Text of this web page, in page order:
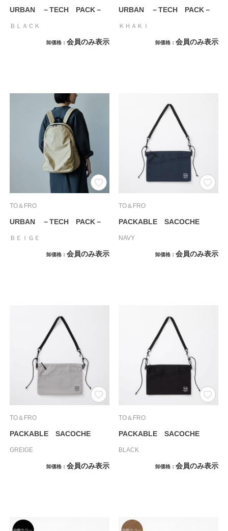
URBAN －TECH PACK－
ＢＬＡＣＫ
卸価格 会員のみ表示
URBAN －TECH PACK－
ＫＨＡＫＩ
卸価格 会員のみ表示
TO＆FRO
URBAN －TECH PACK－
ＢＥＩＧＥ
卸価格 会員のみ表示
TO＆FRO
PACKABLE SACOCHE
NAVY
卸価格 会員のみ表示
TO＆FRO
PACKABLE SACOCHE
GREIGE
卸価格 会員のみ表示
TO＆FRO
PACKABLE SACOCHE
BLACK
卸価格 会員のみ表示